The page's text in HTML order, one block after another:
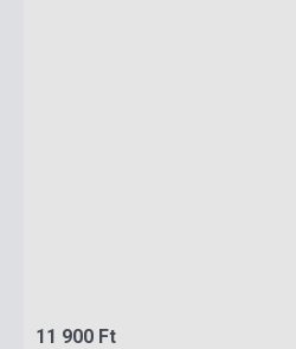
11 900 Ft